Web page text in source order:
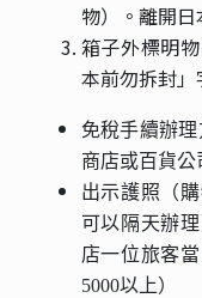
物）。離開日
箱子外標明
本前勿拆封」
免稅手續辦理
商店或百貨公
出示護照（
可以隔天辦
店一位旅客
5000以上）